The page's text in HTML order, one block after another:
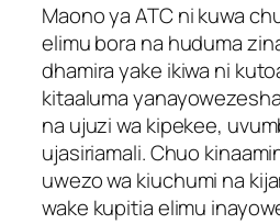
Maono ya ATC ni kuwa
elimu bora na huduma
dhamira yake ikiwa ni
kitaaluma
na ujuzi wa kipekee,
ujasiriamali. Chuo
uwezo wa kiuchumi na
wake kupitia elimu